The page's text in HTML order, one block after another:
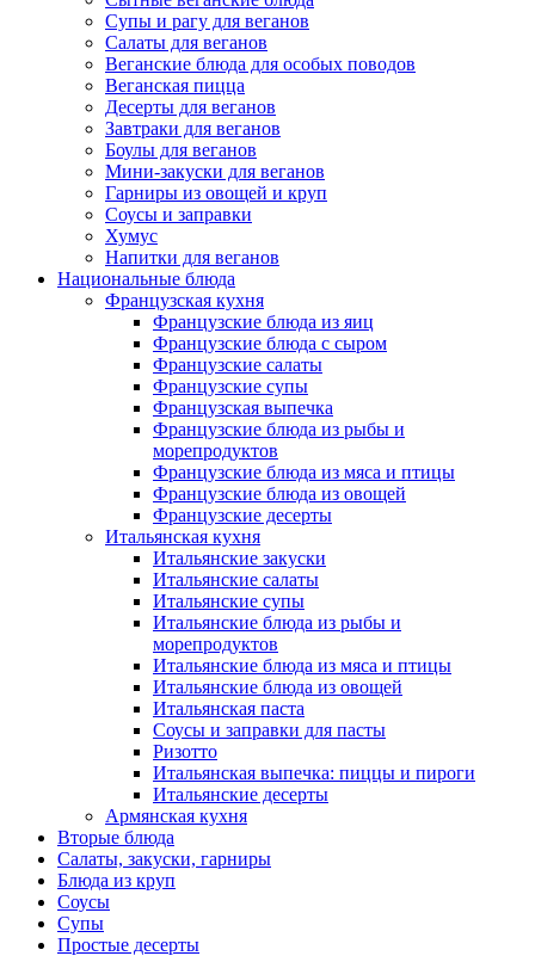
Супы и рагу для веганов
Салаты для веганов
Веганские блюда для особых поводов
Веганская пицца
Десерты для веганов
Завтраки для веганов
Боулы для веганов
Мини-закуски для веганов
Гарниры из овощей и круп
Соусы и заправки
Хумус
Напитки для веганов
Национальные блюда
Французская кухня
Французские блюда из яиц
Французские блюда с сыром
Французские салаты
Французские супы
Французская выпечка
Французские блюда из рыбы и
морепродуктов
Французские блюда из мяса и птицы
Французские блюда из овощей
Французские десерты
Итальянская кухня
Итальянские закуски
Итальянские салаты
Итальянские супы
Итальянские блюда из рыбы и
морепродуктов
Итальянские блюда из мяса и птицы
Итальянские блюда из овощей
Итальянская паста
Соусы и заправки для пасты
Ризотто
Итальянская выпечка: пиццы и пироги
Итальянские десерты
Армянская кухня
Вторые блюда
Салаты, закуски, гарниры
Блюда из круп
Соусы
Супы
Простые десерты